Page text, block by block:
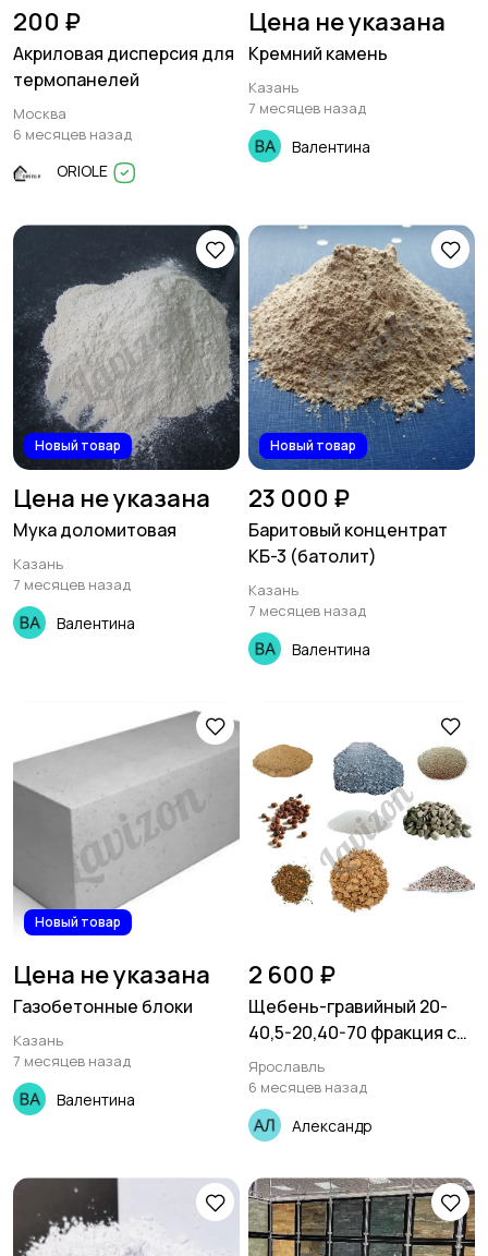
200 ₽
Акриловая дисперсия для
термопанелей
Москва
6 месяцев назад
ORIOLE
Цена не указана
Кремний камень
Казань
7 месяцев назад
Валентина
Новый товар
Цена не указана
Мука доломитовая
Казань
7 месяцев назад
Валентина
Новый товар
23 000 ₽
Баритовый концентрат
КБ-3 (батолит)
Казань
7 месяцев назад
Валентина
Новый товар
Цена не указана
Газобетонные блоки
Казань
7 месяцев назад
Валентина
2 600 ₽
Щебень-гравийный 20-
40,5-20,40-70 фракция с
доставкой в Ярославле .
Ярославль
6 месяцев назад
Александр